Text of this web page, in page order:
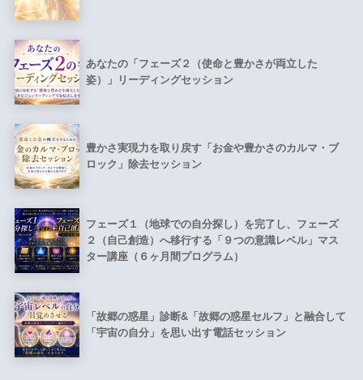
あなたの「フェーズ２（使命と豊かさが両立した
姿）」リーディングセッション
豊かさ実現力を取り戻す「お金や豊かさのカルマ・ブ
ロック」除去セッション
フェーズ１（地球での自分探し）を完了し、フェーズ
２（自己創造）へ移行する「９つの意識レベル」マス
ター講座（６ヶ月間プログラム）
「故郷の惑星」診断&「故郷の惑星セルフ」と融合して
「宇宙の自分」を思い出す電話セッション